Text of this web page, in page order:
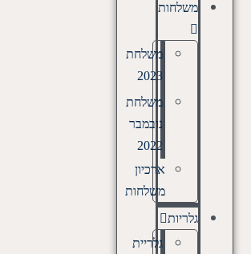
משלחות
משלחת
2023
משלחת
נובמבר
2022
ארכיון
משלחות
גלריות
גלריית